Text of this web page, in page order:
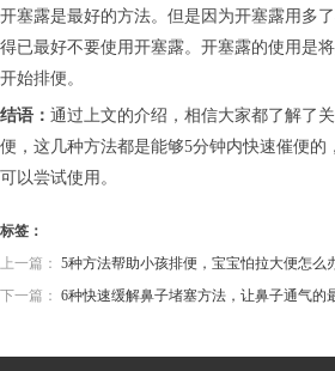
开塞露是最好的方法。但是因为开塞露用多
得已最好不要使用开塞露。开塞露的使用是
开始排便。
结语： 通过上文的介绍，相信大家都了解了
便，这几种方法都是能够5分钟内快速催便的
可以尝试使用。
标签：
上一篇： 5种方法帮助小孩排便，宝宝怕拉大便怎么
下一篇： 6种快速缓解鼻子堵塞方法，让鼻子通气的